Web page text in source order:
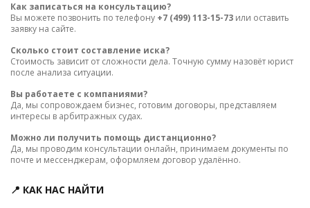
Как записаться на консультацию?
Вы можете позвонить по телефону +7 (499) 113-15-73 или оставить
заявку на сайте.
Сколько стоит составление иска?
Стоимость зависит от сложности дела. Точную сумму назовёт юрист
после анализа ситуации.
Вы работаете с компаниями?
Да, мы сопровождаем бизнес, готовим договоры, представляем
интересы в арбитражных судах.
Можно ли получить помощь дистанционно?
Да, мы проводим консультации онлайн, принимаем документы по
почте и мессенджерам, оформляем договор удалённо.
📍 КАК НАС НАЙТИ